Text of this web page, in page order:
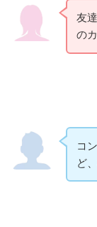
友
の
コ
ど